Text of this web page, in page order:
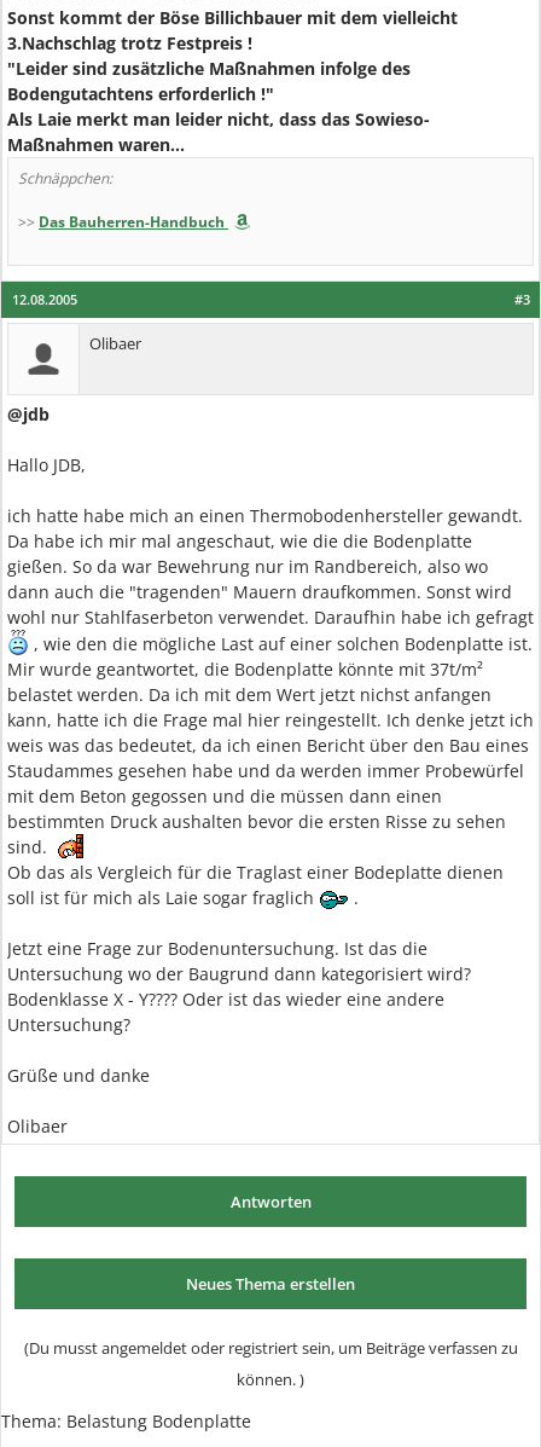
Sonst kommt der Böse Billichbauer mit dem vielleicht
3.Nachschlag trotz Festpreis !
"Leider sind zusätzliche Maßnahmen infolge des
Bodengutachtens erforderlich !"
Als Laie merkt man leider nicht, dass das Sowieso-
Maßnahmen waren...
Schnäppchen:
>> Das Bauherren-Handbuch
#3
12.08.2005
Olibaer
@jdb
Hallo JDB,
ich hatte habe mich an einen Thermobodenhersteller gewandt.
Da habe ich mir mal angeschaut, wie die die Bodenplatte
gießen. So da war Bewehrung nur im Randbereich, also wo
dann auch die "tragenden" Mauern draufkommen. Sonst wird
wohl nur Stahlfaserbeton verwendet. Daraufhin habe ich gefragt
, wie den die mögliche Last auf einer solchen Bodenplatte ist.
Mir wurde geantwortet, die Bodenplatte könnte mit 37t/m²
belastet werden. Da ich mit dem Wert jetzt nichst anfangen
kann, hatte ich die Frage mal hier reingestellt. Ich denke jetzt ich
weis was das bedeutet, da ich einen Bericht über den Bau eines
Staudammes gesehen habe und da werden immer Probewürfel
mit dem Beton gegossen und die müssen dann einen
bestimmten Druck aushalten bevor die ersten Risse zu sehen
sind.
Ob das als Vergleich für die Traglast einer Bodeplatte dienen
soll ist für mich als Laie sogar fraglich
.
Jetzt eine Frage zur Bodenuntersuchung. Ist das die
Untersuchung wo der Baugrund dann kategorisiert wird?
Bodenklasse X - Y???? Oder ist das wieder eine andere
Untersuchung?
Grüße und danke
Olibaer
Antworten
Neues Thema erstellen
(Du musst angemeldet oder registriert sein, um Beiträge verfassen zu
können. )
Thema: Belastung Bodenplatte